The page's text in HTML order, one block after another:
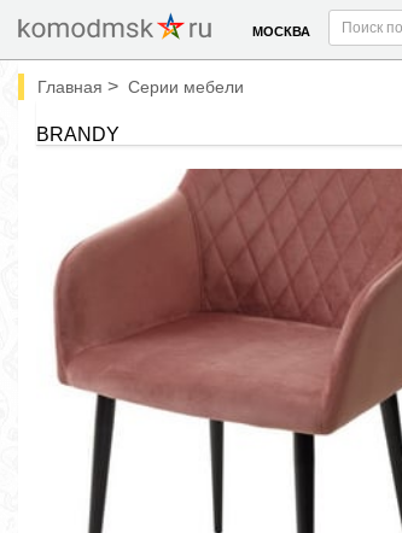
МОСКВА
Главная > Серии мебели
BRANDY